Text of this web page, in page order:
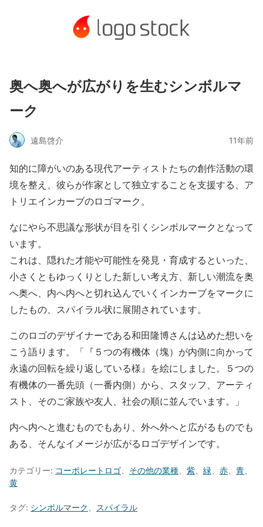
奥へ奥へが広がりを生むシンボルマ
ーク
遠島啓介 11年前
知的に障がいのある現代アーティストたちの創作活動の環
境を整え、彼らが作家として独立することを支援する、ア
トリエインカーブのロゴマーク。
なにやら不思議な形状が目を引くシンボルマークとなって
います。
これは、隠れた才能や可能性を発見・育成するといった、
小さくともゆっくりとした新しい考え方、新しい潮流を奥
へ奥へ、内へ内へと切れ込んでいくインカーブをマークに
したもの、スパイラル状に展開されています。
このロゴのデザイナーである和田隆博さんは込めた想いを
こう語ります。「『５つの有機体（塊）が内側に向かって
永遠の回転を繰り返している様』を絵にしました。５つの
有機体の一番先頭（一番内側）から、スタッフ、アーティ
スト、そのご家族や友人、社会の順に並んでいます。」
内へ内へと進むものでもあり、外へ外へと広がるものでも
ある、そんなイメージが広がるロゴデザインです。
カテゴリー: コーポレートロゴ その他の業種 紫 緑 赤 青
黄
タグ: シンボルマーク スパイラル